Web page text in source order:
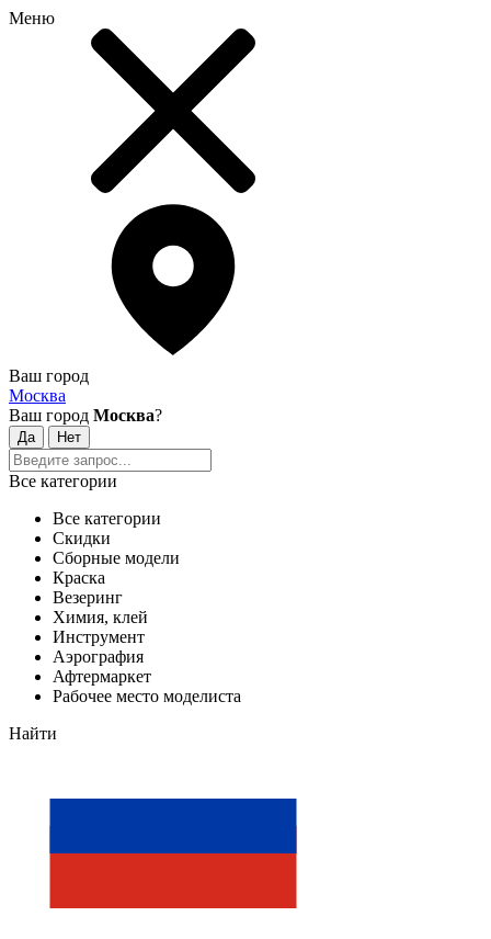
Меню
Ваш город
Москва
Ваш город Москва?
Все категории
Все категории
Скидки
Сборные модели
Краска
Везеринг
Химия, клей
Инструмент
Аэрография
Афтермаркет
Рабочее место моделиста
Найти